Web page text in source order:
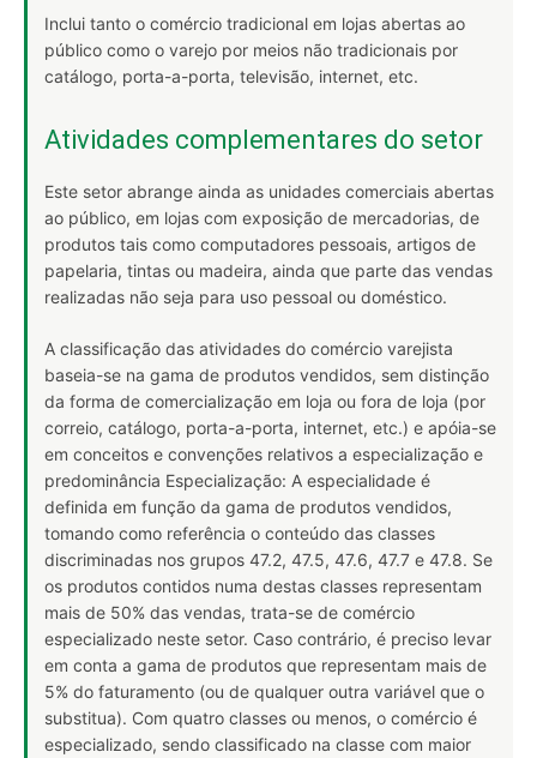
Inclui tanto o comércio tradicional em lojas abertas ao
público como o varejo por meios não tradicionais por
catálogo, porta-a-porta, televisão, internet, etc.
Atividades complementares do setor
Este setor abrange ainda as unidades comerciais abertas
ao público, em lojas com exposição de mercadorias, de
produtos tais como computadores pessoais, artigos de
papelaria, tintas ou madeira, ainda que parte das vendas
realizadas não seja para uso pessoal ou doméstico.
A classificação das atividades do comércio varejista
baseia-se na gama de produtos vendidos, sem distinção
da forma de comercialização em loja ou fora de loja (por
correio, catálogo, porta-a-porta, internet, etc.) e apóia-se
em conceitos e convenções relativos a especialização e
predominância Especialização: A especialidade é
definida em função da gama de produtos vendidos,
tomando como referência o conteúdo das classes
discriminadas nos grupos 47.2, 47.5, 47.6, 47.7 e 47.8. Se
os produtos contidos numa destas classes representam
mais de 50% das vendas, trata-se de comércio
especializado neste setor. Caso contrário, é preciso levar
em conta a gama de produtos que representam mais de
5% do faturamento (ou de qualquer outra variável que o
substitua). Com quatro classes ou menos, o comércio é
especializado, sendo classificado na classe com maior